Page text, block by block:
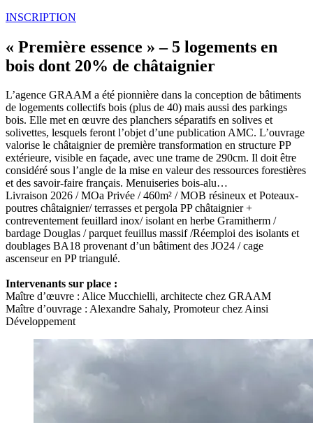
INSCRIPTION
« Première essence » – 5 logements en
bois dont 20% de châtaignier
L’agence GRAAM a été pionnière dans la conception de bâtiments
de logements collectifs bois (plus de 40) mais aussi des parkings
bois. Elle met en œuvre des planchers séparatifs en solives et
solivettes, lesquels feront l’objet d’une publication AMC. L’ouvrage
valorise le châtaignier de première transformation en structure PP
extérieure, visible en façade, avec une trame de 290cm. Il doit être
considéré sous l’angle de la mise en valeur des ressources forestières
et des savoir-faire français. Menuiseries bois-alu…
Livraison 2026 / MOa Privée / 460m² / MOB résineux et Poteaux-
poutres châtaignier/ terrasses et pergola PP châtaignier +
contreventement feuillard inox/ isolant en herbe Gramitherm /
bardage Douglas / parquet feuillus massif /Réemploi des isolants et
doublages BA18 provenant d’un bâtiment des JO24 / cage
ascenseur en PP triangulé.
Intervenants sur place :
Maître d’œuvre : Alice Mucchielli, architecte chez GRAAM
Maître d’ouvrage : Alexandre Sahaly, Promoteur chez Ainsi
Développement